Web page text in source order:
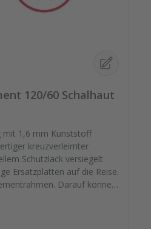
120/60 Schalhaut
mit 1,6 mm Kunststoff
kreuzverleimter
Ersatzplatten auf die Reise.
Darauf können